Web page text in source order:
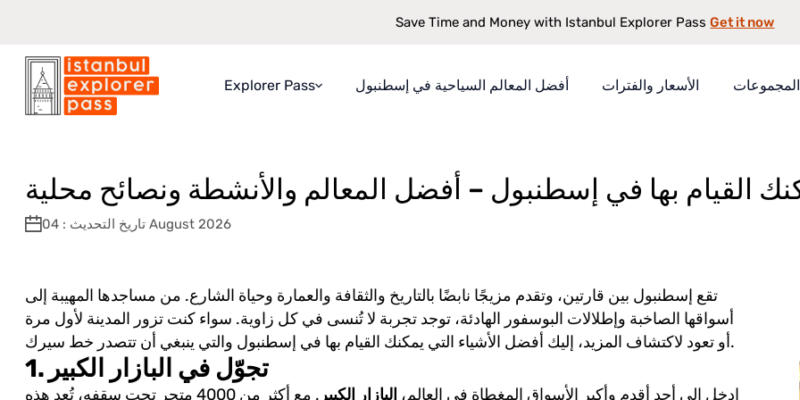
Save Time and Money with Istanbul Explorer PassGet it now
Explorer Pass
ماذا ستحصل عليه
كيفية العمل
أفضل المعالم السياحية في إسطنبول الأسعار والفترات
Istanbul Explorer Pass
القيام بها في إسطنبول – أفضل المعالم والأنشطة ونصائح محلية
تاريخ التحديث : 04 August 2026
تقع إسطنبول بين قارتين، وتقدم مزيجًا نابضًا بالتاريخ والثقافة والعمارة وحياة الشارع. من مساجدها المهيبة إلى
أسواقها الصاخبة وإطلالات البوسفور الهادئة، توجد تجربة لا تُنسى في كل زاوية. سواء كنت تزور المدينة لأول مرة
أو تعود لاكتشاف المزيد، إليك أفضل الأشياء التي يمكنك القيام بها في إسطنبول والتي ينبغي أن تتصدر خط سيرك.
1. تجوّل في البازار الكبير
ادخل إلى أحد أقدم وأكبر الأسواق المغطاة في العالم، البازار الكبير
. مع أكثر من 4000 متجر تحت سقفه، تُعد هذه